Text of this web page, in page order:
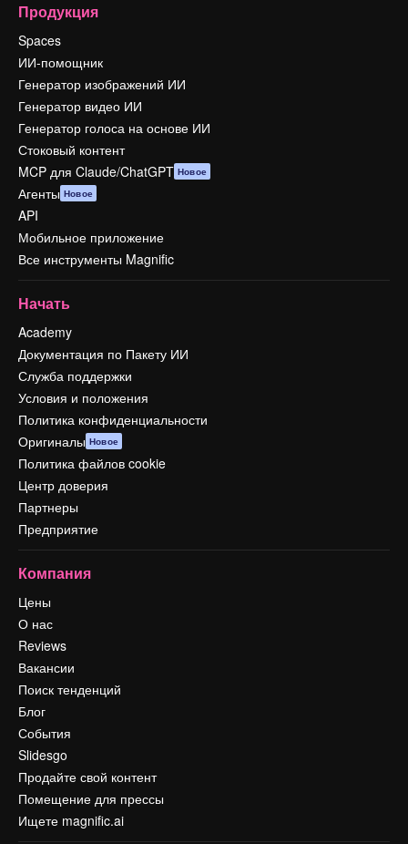
Продукция
Spaces
ИИ-помощник
Генератор изображений ИИ
Генератор видео ИИ
Генератор голоса на основе ИИ
Стоковый контент
MCP для Claude/ChatGPT Новое
Агенты Новое
API
Мобильное приложение
Все инструменты Magnific
Начать
Academy
Документация по Пакету ИИ
Служба поддержки
Условия и положения
Политика конфиденциальности
Оригиналы Новое
Политика файлов cookie
Центр доверия
Партнеры
Предприятие
Компания
Цены
О нас
Reviews
Вакансии
Поиск тенденций
Блог
События
Slidesgo
Продайте свой контент
Помещение для прессы
Ищете magnific.ai